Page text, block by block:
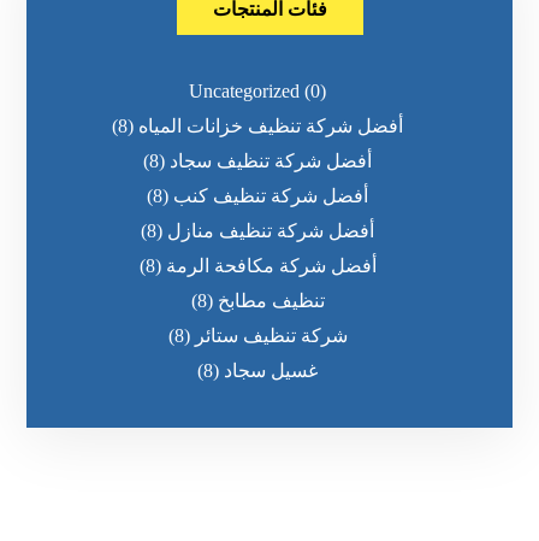
فئات المنتجات
Uncategorized (0)
أفضل شركة تنظيف خزانات المياه (8)
أفضل شركة تنظيف سجاد (8)
أفضل شركة تنظيف كنب (8)
أفضل شركة تنظيف منازل (8)
أفضل شركة مكافحة الرمة (8)
تنظيف مطابخ (8)
شركة تنظيف ستائر (8)
غسيل سجاد (8)